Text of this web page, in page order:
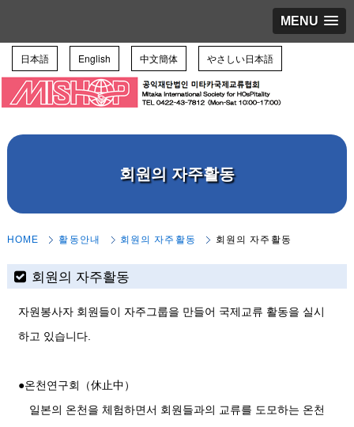
MENU
日本語 English 中文簡体 やさしい日本語
회원의 자주활동
HOME 활동안내 회원의 자주활동 회원의 자주활동
회원의 자주활동
자원봉사자 회원들이 자주그룹을 만들어 국제교류 활동을 실시
하고 있습니다.
●온천연구회（休止中）
일본의 온천을 체험하면서 회원들과의 교류를 도모하는 온천